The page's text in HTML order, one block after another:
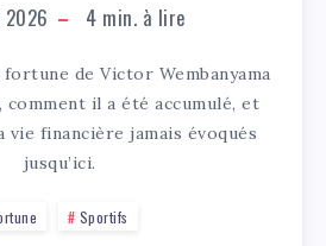
4 min. à lire
de Victor Wembanyama
il a été accumulé, et
vie financière jamais évoqués
jusqu’ici.
Sportifs